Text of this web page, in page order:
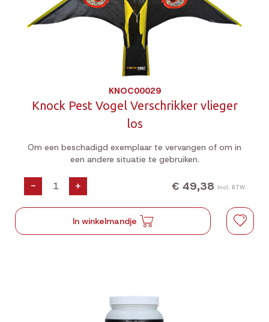
KNOC00029
Knock Pest Vogel Verschrikker vlieger
los
Om een beschadigd exemplaar te vervangen of om in
een andere situatie te gebruiken.
- + € 49,38 Incl. BTW
In winkelmandje